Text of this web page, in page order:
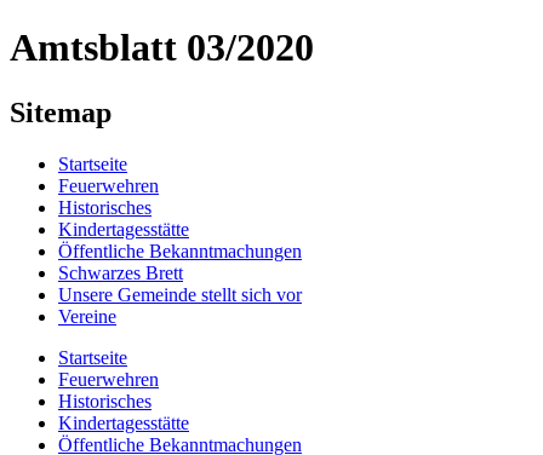
Amtsblatt 03/2020
Sitemap
Startseite
Feuerwehren
Historisches
Kindertagesstätte
Öffentliche Bekanntmachungen
Schwarzes Brett
Unsere Gemeinde stellt sich vor
Vereine
Startseite
Feuerwehren
Historisches
Kindertagesstätte
Öffentliche Bekanntmachungen